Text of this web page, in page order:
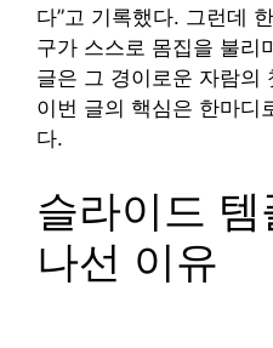
다”고 기록했다. 그런데
구가 스스로 몸집을 불리
글은 그 경이로운 자람의
이번 글의 핵심은 한마디
다.
슬라이드
나선 이유